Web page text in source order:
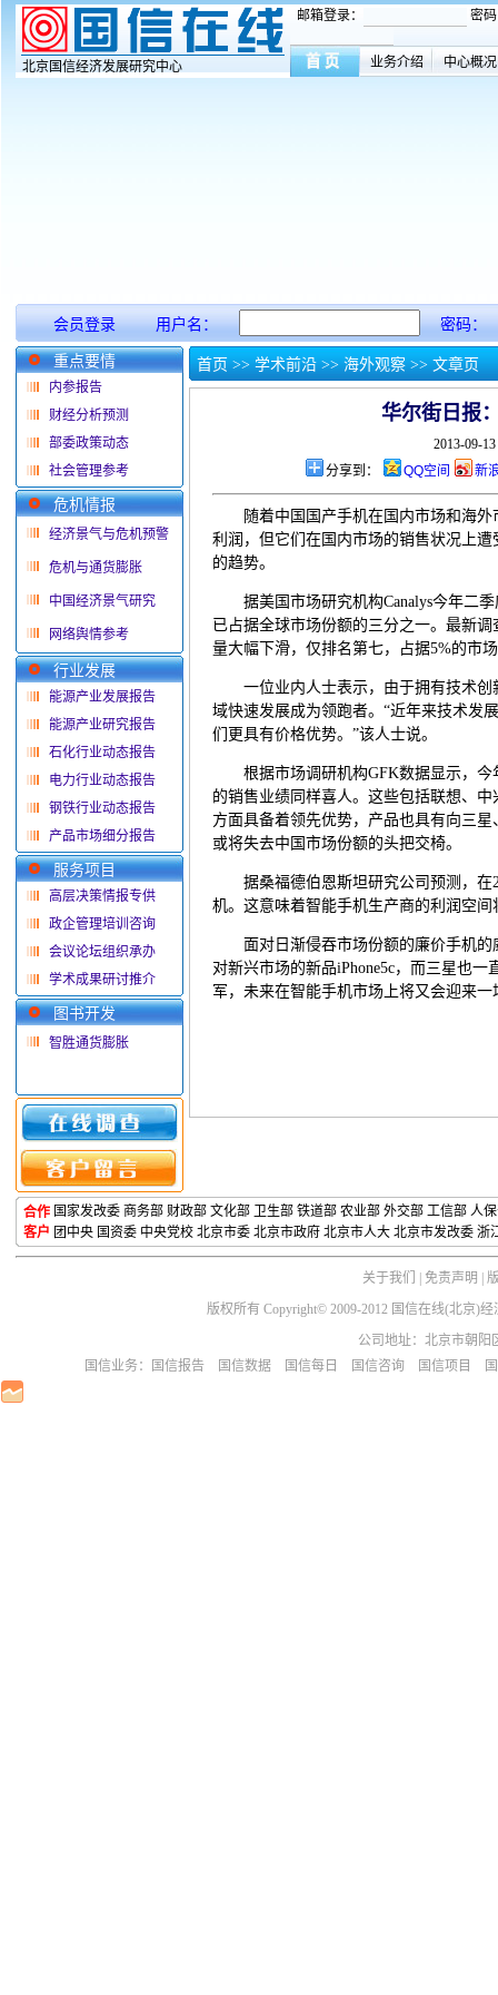
北京国信经济发展研究中心
邮箱登录： 密
业务介绍 中心概况
会员登录 用户名： 密码：
重点要情
内参报告
财经分析预测
部委政策动态
社会管理参考
危机情报
经济景气与危机预警
危机与通货膨胀
中国经济景气研究
网络舆情参考
行业发展
能源产业发展报告
能源产业研究报告
石化行业动态报告
电力行业动态报告
钢铁行业动态报告
产品市场细分报告
服务项目
高层决策情报专供
政企管理培训咨询
会议论坛组织承办
学术成果研讨推介
图书开发
智胜通货膨胀
首页 >> 学术前沿 >> 海外观察 >> 文章页
华尔街日报
2013-09-
分享到：
QQ空间 新
随着中国国产手机在国内市场和海外
利润，但它们在国内市场的销售状况上
的趋势。
据美国市场研究机构Canalys今年二季
已占据全球市场份额的三分之一。最新
量大幅下滑，仅排名第七，占据5%的市
一位业内人士表示，由于拥有技术创
域快速发展成为领跑者。“近年来技术发
们更具有价格优势。”该人士说。
根据市场调研机构GFK数据显示，今
的销售业绩同样喜人。这些包括联想、
方面具备着领先优势，产品也具有向三
或将失去中国市场份额的头把交椅。
据桑福德伯恩斯坦研究公司预测，在
机。这意味着智能手机生产商的利润空间
面对日渐侵吞市场份额的廉价手机的
对新兴市场的新品iPhone5c，而三星也
军，未来在智能手机市场上将又会迎来一
合作
客户
国家发改委 商务部 财政部 文化部 卫生部 铁道部 农业部 外交部 工信部 人
团中央 国资委 中央党校 北京市委 北京市政府 北京市人大 北京市发改委 浙
关于我们 免责声明
版权所有 Copyright© 2009-2012 国信在线(北京)
公司地址：北京市朝阳
国信业务：
国信报告 国信数据 国信每日 国信咨询 国信项目